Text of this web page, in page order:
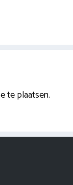
te plaatsen.